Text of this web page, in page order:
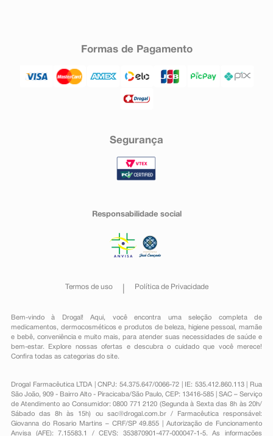
Formas de Pagamento
Segurança
Responsabilidade social
Termos de uso Política de Privacidade
Bem-vindo à Drogal! Aqui, você encontra uma seleção completa de
medicamentos , dermocosméticos e produtos de beleza, higiene pessoal ,mamãe
e bebê, conveniênciae muito mais, para atender suas necessidades de saúde e
bem-estar. Explore nossas ofertas e descubra o cuidado que você merece!
Confira todas as categorias do site.
Drogal Farmacêutica LTDA | CNPJ: 54.375.647/0066-72 | IE: 535.412.860.113 | Rua
São João, 909 - Bairro Alto - Piracicaba/São Paulo, CEP: 13416-585 | SAC – Serviço
de Atendimento ao Consumidor: 0800 771 2120 (Segunda à Sexta das 8h às 20h/
Sábado das 8h às 15h) ou sac@drogal.com.br/ Farmacêutica responsável:
Giovanna do Rosario Martins – CRF/SP 49.855 | Autorização de Funcionamento
Anvisa (AFE): 7.15583.1 / CEVS: 353870901-477-000047-1-5. As informações